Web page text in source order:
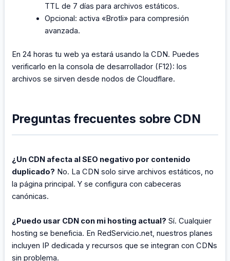
TTL de 7 días para archivos estáticos.
Opcional: activa «Brotli» para compresión
avanzada.
En 24 horas tu web ya estará usando la CDN. Puedes
verificarlo en la consola de desarrollador (F12): los
archivos se sirven desde nodos de Cloudflare.
Preguntas frecuentes sobre CDN
¿Un CDN afecta al SEO negativo por contenido
duplicado? No. La CDN solo sirve archivos estáticos, no
la página principal. Y se configura con cabeceras
canónicas.
¿Puedo usar CDN con mi hosting actual? Sí. Cualquier
hosting se beneficia. En RedServicio.net, nuestros planes
incluyen IP dedicada y recursos que se integran con CDNs
sin problema.